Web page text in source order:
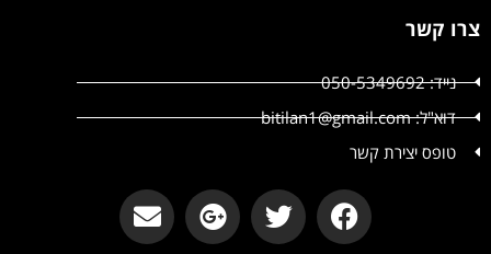
צרו קשר
נייד: 050-5349692
דוא"ל: bitilan1@gmail.com
טופס יצירת קשר